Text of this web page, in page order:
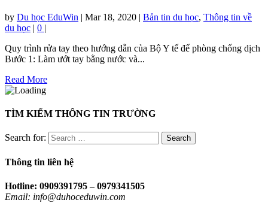
by Du học EduWin | Mar 18, 2020 | Bản tin du học, Thông tin về
du học | 0 |
Quy trình rửa tay theo hướng dẫn của Bộ Y tế để phòng chống dịch
Bước 1: Làm ướt tay bằng nước và...
Read More
TÌM KIẾM THÔNG TIN TRƯỜNG
Search for:
Thông tin liên hệ
Hotline: 0909391795 – 0979341505
Email: info@duhoceduwin.com